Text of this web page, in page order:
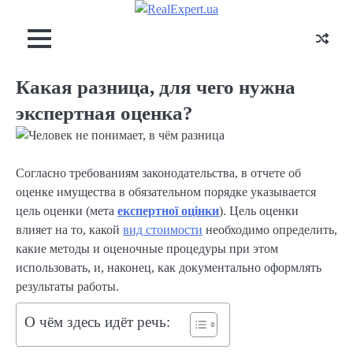
content
Какая разница, для чего нужна
экспертная оценка?
Согласно требованиям законодательства, в отчете об
оценке имущества в обязательном порядке указывается
цель оценки (мета експертної оцінки). Цель оценки
влияет на то, какой вид стоимости необходимо определить,
какие методы и оценочные процедуры при этом
использовать, и, наконец, как документально оформлять
результаты работы.
О чём здесь идёт речь: